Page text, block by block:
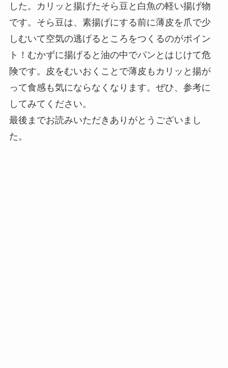
した。カリッと揚げたそら豆と白魚の軽い揚げ物
です。そら豆は、素揚げにする前に薄皮を爪で少
しむいて空気の逃げるところをつくるのがポイン
ト！むかずに揚げると油の中でパンとはじけて危
険です。皮をむいおくことで薄皮もカリッと揚が
って食感も気にならなくなります。ぜひ、参考に
してみてください。
最後までお読みいただきありがとうございまし
た。